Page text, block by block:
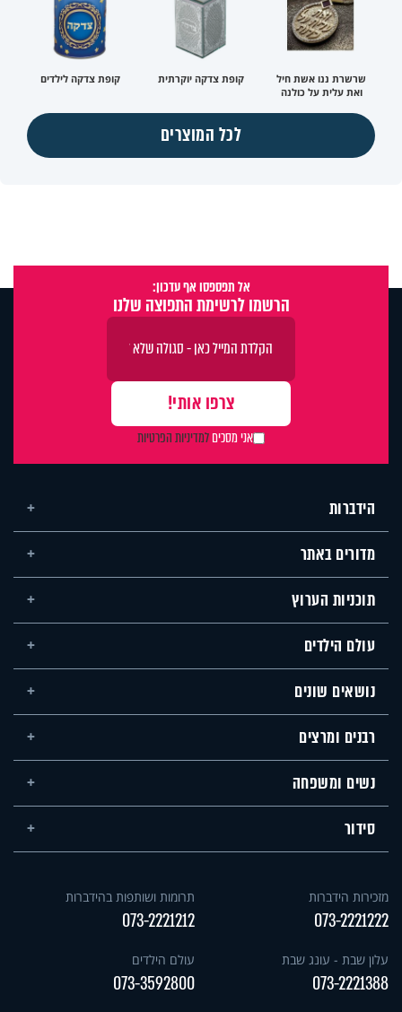
שרשרת ננו אשת חיל
ואת עלית על כולנה
קופת צדקה יוקרתית קופת צדקה לילדים
לכל המוצרים
אל תפספסו אף עדכון:
הרשמו לרשימת התפוצה שלנו
אני מסכיםלמדיניות הפרטיות
הידברות
מדורים באתר
תוכניות הערוץ
עולם הילדים
נושאים שונים
רבנים ומרצים
נשים ומשפחה
סידור
מזכירות הידברות
073-2221222
תרומות ושותפות בהידברות
073-2221212
עלון שבת - עונג שבת
073-2221388
עולם הילדים
073-3592800